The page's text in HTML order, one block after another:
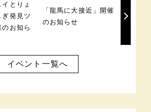
とりょ
ぎ発見ツ
お知ら
「龍馬に大接近」開催
のお知らせ
イベント一覧へ